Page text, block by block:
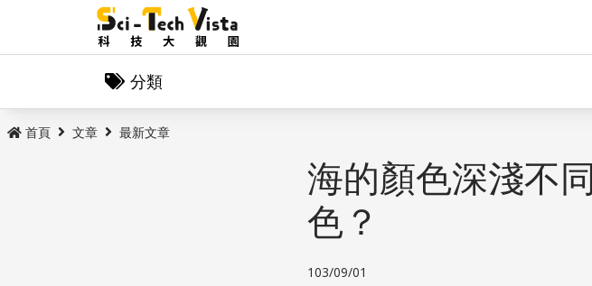
分類
首頁 文章 最新文章
海的顏色深淺不
色？
103/09/01